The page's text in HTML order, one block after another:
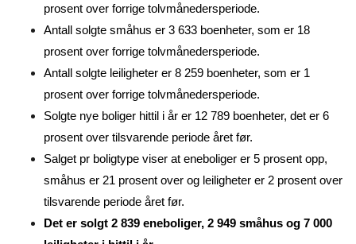
prosent over forrige tolvmånedersperiode.
Antall solgte småhus er 3 633 boenheter, som er 18
prosent over forrige tolvmånedersperiode.
Antall solgte leiligheter er 8 259 boenheter, som er 1
prosent over forrige tolvmånedersperiode.
Solgte nye boliger hittil i år er 12 789 boenheter, det er 6
prosent over tilsvarende periode året før.
Salget pr boligtype viser at eneboliger er 5 prosent opp,
småhus er 21 prosent over og leiligheter er 2 prosent over
tilsvarende periode året før.
Det er solgt 2 839 eneboliger, 2 949 småhus og 7 000